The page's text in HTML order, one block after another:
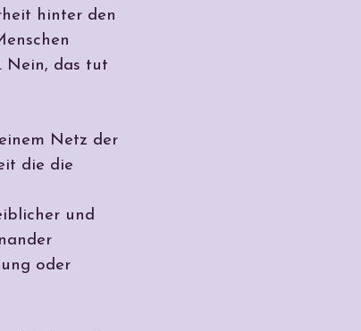
hinter den
Nein, das tut
Netz der
die die
und
oder